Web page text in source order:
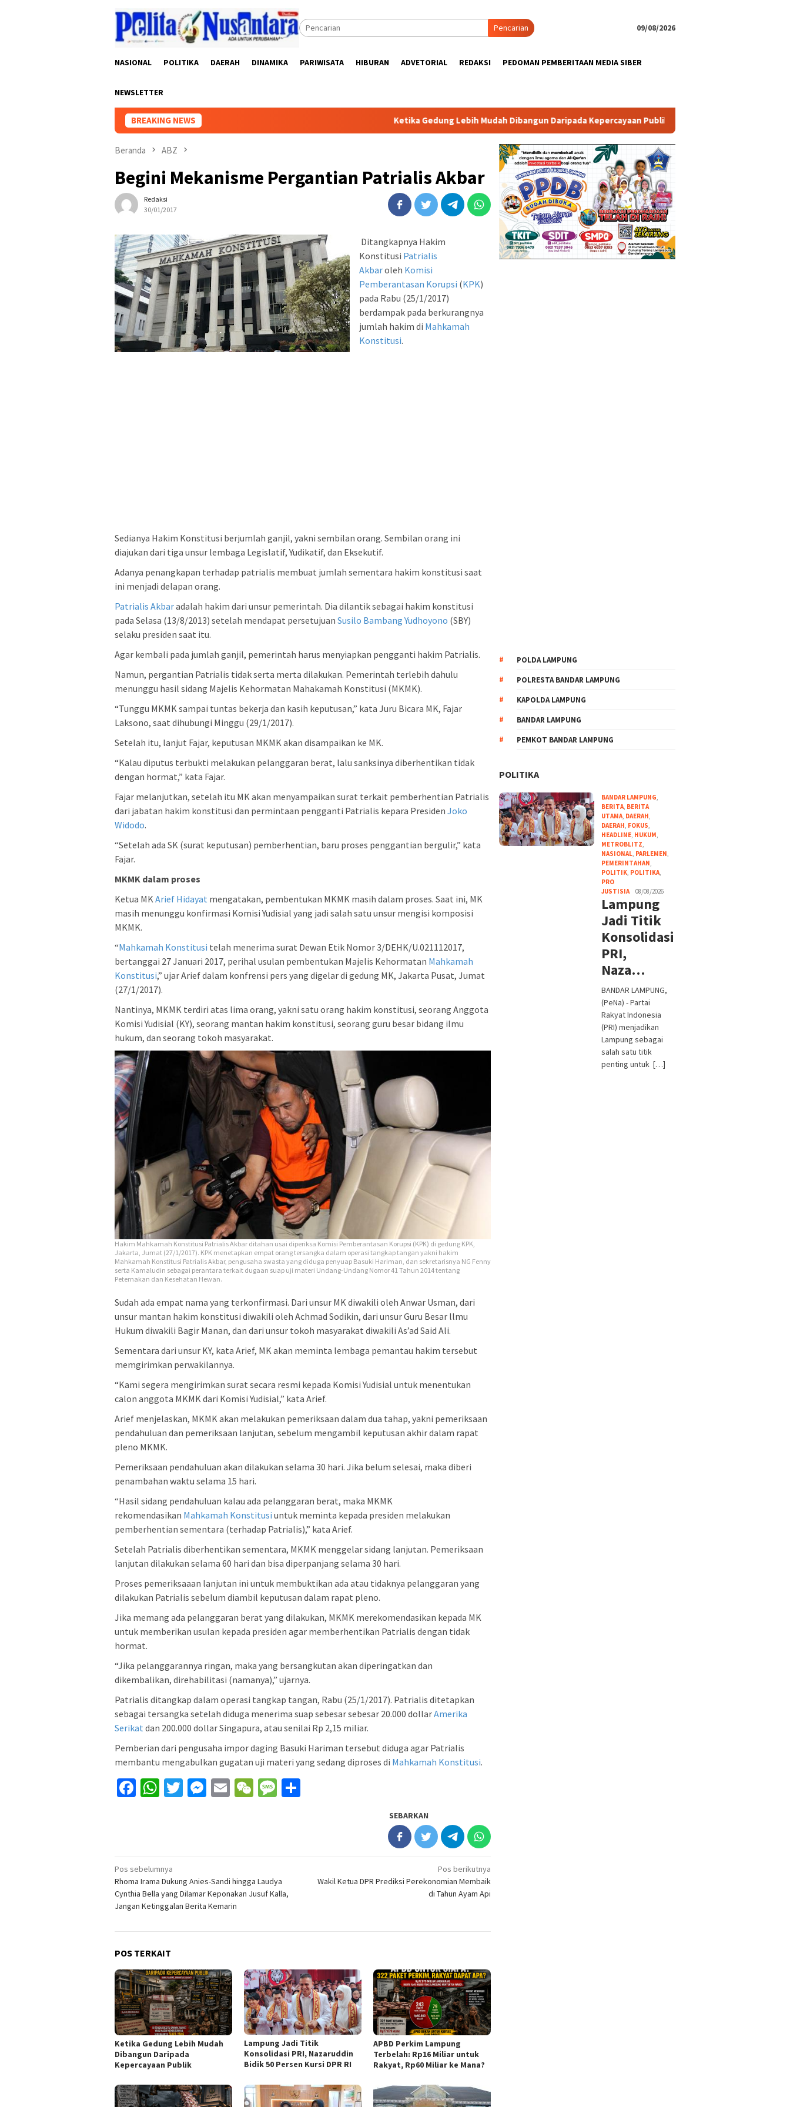
Pencarian 09/08/2026
NASIONAL POLITIKA DAERAH DINAMIKA PARIWISATA HIBURAN ADVETORIAL REDAKSI PEDOMAN PEMBERITAAN MEDIA SIBER
NEWSLETTER
BREAKING NEWS Ketika Gedung Lebih Mudah Dibangun Daripada Kepercayaan Publik Lampung Jadi Titik Konsolidasi
Beranda ABZ
Begini Mekanisme Pergantian Patrialis Akbar
Redaksi
30/01/2017
Ditangkapnya Hakim
Konstitusi Patrialis
Akbaroleh Komisi
Pemberantasan Korupsi (KPK)
pada Rabu (25/1/2017)
berdampak pada berkurangnya
jumlah hakim di Mahkamah
Konstitusi.
Sedianya Hakim Konstitusi berjumlah ganjil, yakni sembilan orang. Sembilan orang ini
diajukan dari tiga unsur lembaga Legislatif, Yudikatif, dan Eksekutif.
Adanya penangkapan terhadap patrialis membuat jumlah sementara hakim konstitusi saat
ini menjadi delapan orang.
Patrialis Akbaradalah hakim dari unsur pemerintah. Dia dilantik sebagai hakim konstitusi
pada Selasa (13/8/2013) setelah mendapat persetujuan Susilo Bambang Yudhoyono (SBY)
selaku presiden saat itu.
Agar kembali pada jumlah ganjil, pemerintah harus menyiapkan pengganti hakim Patrialis.
Namun, pergantian Patrialis tidak serta merta dilakukan. Pemerintah terlebih dahulu
menunggu hasil sidang Majelis Kehormatan Mahakamah Konstitusi (MKMK).
“Tunggu MKMK sampai tuntas bekerja dan kasih keputusan,” kata Juru Bicara MK, Fajar
Laksono, saat dihubungi Minggu (29/1/2017).
Setelah itu, lanjut Fajar, keputusan MKMK akan disampaikan ke MK.
“Kalau diputus terbukti melakukan pelanggaran berat, lalu sanksinya diberhentikan tidak
dengan hormat,” kata Fajar.
Fajar melanjutkan, setelah itu MK akan menyampaikan surat terkait pemberhentian Patrialis
dari jabatan hakim konstitusi dan permintaan pengganti Patrialis kepara Presiden Joko
Widodo.
“Setelah ada SK (surat keputusan) pemberhentian, baru proses penggantian bergulir,” kata
Fajar.
MKMK dalam proses
Ketua MKArief Hidayat mengatakan, pembentukan MKMK masih dalam proses. Saat ini, MK
masih menunggu konfirmasi Komisi Yudisial yang jadi salah satu unsur mengisi komposisi
MKMK.
“Mahkamah Konstitusi telah menerima surat Dewan Etik Nomor 3/DEHK/U.021112017,
bertanggai 27 Januari 2017, perihal usulan pembentukan Majelis Kehormatan Mahkamah
Konstitusi,” ujar Arief dalam konfrensi pers yang digelar di gedung MK, Jakarta Pusat, Jumat
(27/1/2017).
Nantinya, MKMK terdiri atas lima orang, yakni satu orang hakim konstitusi, seorang Anggota
Komisi Yudisial (KY), seorang mantan hakim konstitusi, seorang guru besar bidang ilmu
hukum, dan seorang tokoh masyarakat.
Hakim Mahkamah Konstitusi Patrialis Akbar ditahan usai diperiksa Komisi Pemberantasan Korupsi (KPK) di gedung KPK,
Jakarta, Jumat (27/1/2017). KPK menetapkan empat orang tersangka dalam operasi tangkap tangan yakni hakim
Mahkamah Konstitusi Patrialis Akbar, pengusaha swasta yang diduga penyuap Basuki Hariman, dan sekretarisnya NG Fenny
serta Kamaludin sebagai perantara terkait dugaan suap uji materi Undang-Undang Nomor 41 Tahun 2014 tentang
Peternakan dan Kesehatan Hewan.
Sudah ada empat nama yang terkonfirmasi. Dari unsur MK diwakili oleh Anwar Usman, dari
unsur mantan hakim konstitusi diwakili oleh Achmad Sodikin, dari unsur Guru Besar llmu
Hukum diwakili Bagir Manan, dan dari unsur tokoh masyarakat diwakili As’ad Said Ali.
Sementara dari unsur KY, kata Arief, MK akan meminta lembaga pemantau hakim tersebut
memgirimkan perwakilannya.
“Kami segera mengirimkan surat secara resmi kepada Komisi Yudisial untuk menentukan
calon anggota MKMK dari Komisi Yudisial,” kata Arief.
Arief menjelaskan, MKMK akan melakukan pemeriksaan dalam dua tahap, yakni pemeriksaan
pendahuluan dan pemeriksaan lanjutan, sebelum mengambil keputusan akhir dalam rapat
pleno MKMK.
Pemeriksaan pendahuluan akan dilakukan selama 30 hari. Jika belum selesai, maka diberi
penambahan waktu selama 15 hari.
“Hasil sidang pendahuluan kalau ada pelanggaran berat, maka MKMK
rekomendasikan Mahkamah Konstitusi untuk meminta kepada presiden melakukan
pemberhentian sementara (terhadap Patrialis),” kata Arief.
Setelah Patrialis diberhentikan sementara, MKMK menggelar sidang lanjutan. Pemeriksaan
lanjutan dilakukan selama 60 hari dan bisa diperpanjang selama 30 hari.
Proses pemeriksaaan lanjutan ini untuk membuktikan ada atau tidaknya pelanggaran yang
dilakukan Patrialis sebelum diambil keputusan dalam rapat pleno.
Jika memang ada pelanggaran berat yang dilakukan, MKMK merekomendasikan kepada MK
untuk memberikan usulan kepada presiden agar memberhentikan Patrialis dengan tidak
hormat.
“Jika pelanggarannya ringan, maka yang bersangkutan akan diperingatkan dan
dikembalikan, direhabilitasi (namanya),” ujarnya.
Patrialis ditangkap dalam operasi tangkap tangan, Rabu (25/1/2017). Patrialis ditetapkan
sebagai tersangka setelah diduga menerima suap sebesar sebesar 20.000 dollarAmerika
Serikat dan 200.000 dollar Singapura, atau senilai Rp 2,15 miliar.
Pemberian dari pengusaha impor daging Basuki Hariman tersebut diduga agar Patrialis
membantu mengabulkan gugatan uji materi yang sedang diproses di Mahkamah Konstitusi.
Facebook
WhatsApp
Twitter
Messenger
EmailWeChatMessage
SEBARKAN
Navigasi
pos
Pos sebelumnya
Rhoma Irama Dukung Anies-Sandi hingga Laudya
Cynthia Bella yang Dilamar Keponakan Jusuf Kalla,
Jangan Ketinggalan Berita Kemarin
Pos berikutnya
Wakil Ketua DPR Prediksi Perekonomian Membaik
di Tahun Ayam Api
POS TERKAIT
Ketika Gedung Lebih Mudah
Dibangun Daripada
Kepercayaan Publik
Lampung Jadi Titik
Konsolidasi PRI, Nazaruddin
Bidik 50 Persen Kursi DPR RI
APBD Perkim Lampung
Terbelah: Rp16 Miliar untuk
Rakyat, Rp60 Miliar ke Mana?
POLDA LAMPUNG
POLRESTA BANDAR LAMPUNG
KAPOLDA LAMPUNG
BANDAR LAMPUNG
PEMKOT BANDAR LAMPUNG
POLITIKA
BANDAR LAMPUNG,
BERITA, BERITA
UTAMA, DAERAH,
DAERAH, FOKUS,
HEADLINE, HUKUM,
METROBLITZ,
NASIONAL, PARLEMEN,
PEMERINTAHAN,
POLITIK, POLITIKA,
PRO
JUSTISIA
08/08/2026
Lampung
Jadi Titik
Konsolidasi
PRI,
Naza…
BANDAR LAMPUNG,
(PeNa) - Partai
Rakyat Indonesia
(PRI) menjadikan
Lampung sebagai
salah satu titik
penting untuk […]